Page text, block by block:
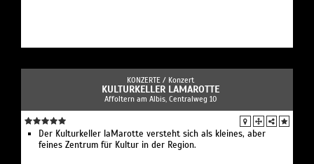
KONZERTE / Konzert
KULTURKELLER LAMAROTTE
Affoltern am Albis, Centralweg 10
Der Kulturkeller laMarotte versteht sich als kleines, aber
feines Zentrum für Kultur in der Region.